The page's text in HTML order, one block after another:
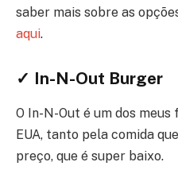
saber mais sobre as
aqui.
✓ In-N-Out Burger
O In-N-Out é um dos
EUA, tanto pela comida
preço, que é super baixo.